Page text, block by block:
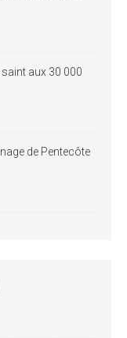
aux 30 000
de Pentecôte